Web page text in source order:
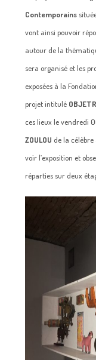
Contemporains
vont ainsi pouvoir
autour de la
sera organisé et les
exposées à la
projet intitulé
ces lieux le vendredi
ZOULOU de la célèbre
voir l’exposition et
réparties sur deux